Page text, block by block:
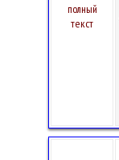
полный
текст